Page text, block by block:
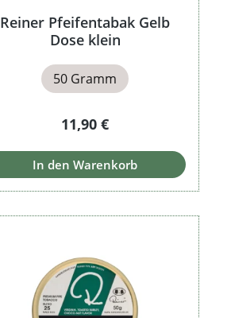
Reiner Pfeifentabak Gelb
Dose klein
50 Gramm
Regulärer Preis:
11,90 €
In den Warenkorb